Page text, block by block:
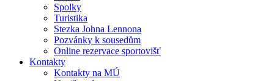
Spolky
Turistika
Stezka Johna Lennona
Pozvánky k sousedům
Online rezervace sportovišť
Kontakty
Kontakty na MÚ